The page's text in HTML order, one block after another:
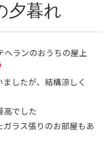
夕暮れ
ヘランのおうちの屋上
したが、結構涼しく
高でした
ラス張りのお部屋もあ